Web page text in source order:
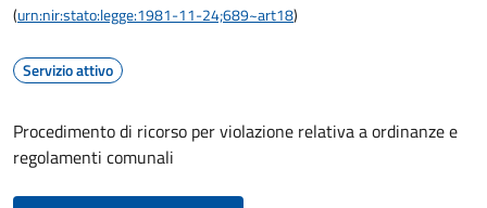
(urn:nir:stato:legge:1981-11-24;689~art18)
Servizio attivo
Procedimento di ricorso per violazione relativa a ordinanze e
regolamenti comunali